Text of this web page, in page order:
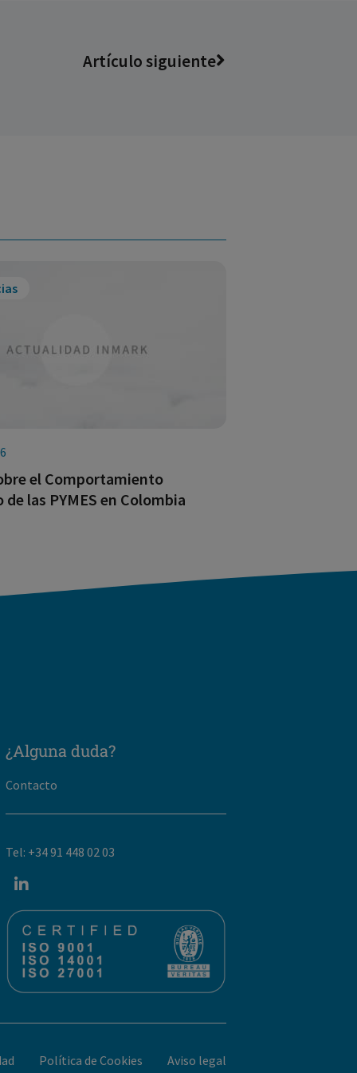
Artículo siguiente
el Comportamiento
las PYMES en Colombia
¿Alguna duda?
Contacto
Tel: +34 91 448 02 03
Política de Cookies Aviso legal